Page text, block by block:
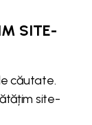
SITE-
căutate.
site-